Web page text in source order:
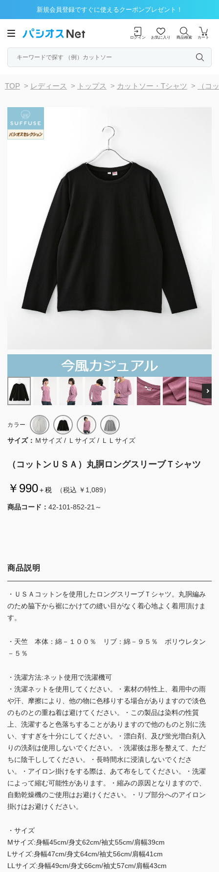
新規会員登録ですぐに使えるクーポンプレゼント！
ログイン お気に入り 商品検索 カート
TOP > レディース > トップス > カットソー・Tシャツ > （コ
（コットンＵＳＡ）丸胴ロングスリーブＴシャツ
￥990＋税 （税込 ￥1,089）
商品コード： 42-101-852-21～
カラー
サイズ： Ｍサイズ / Ｌサイズ / ＬＬサイズ
商品説明
・ＵＳＡコットンを使用したロングスリーブＴシャツ。丸胴編み
のため脇下から裾にかけての縫い目がなく着心地よく着用頂けま
す。
・天竺 本体：綿－１００％ リブ：綿－９５％ ポリウレタン
－５％
・洗濯方法:ネット使用で洗濯機可
・洗濯ネットを使用してください。・素材の特性上、着用中の雨
や汗、摩擦により、他の物に色移りする場合がありますので淡色
のものとの重ね着は避けてください。・この製品は染料の性質
上、洗濯すると色落ちすることがありますので他のものと別に洗
い、すすぎを十分にしてください。・漂白剤、及び蛍光増白剤入
りの洗剤は使用しないでください。・洗濯後は形を整えて、ただ
ちに陰干ししてください。・長時間水に浸漬しないでくださ
い。・アイロン掛けをする際は、あて布をしてください。・洗濯
によって縮む可能性があります。・縮みの原因となりますので、
自動乾燥機のご使用はお避けください。・リブ部分へのアイロン
掛けはお避けください。
・サイズ
Mサイズ:身幅45cm/身丈62cm/袖丈55cm/肩幅39cm
Lサイズ:身幅47cm/身丈64cm/袖丈56cm/肩幅41cm
LLサイズ:身幅49cm/身丈66cm/袖丈57cm/肩幅43cm